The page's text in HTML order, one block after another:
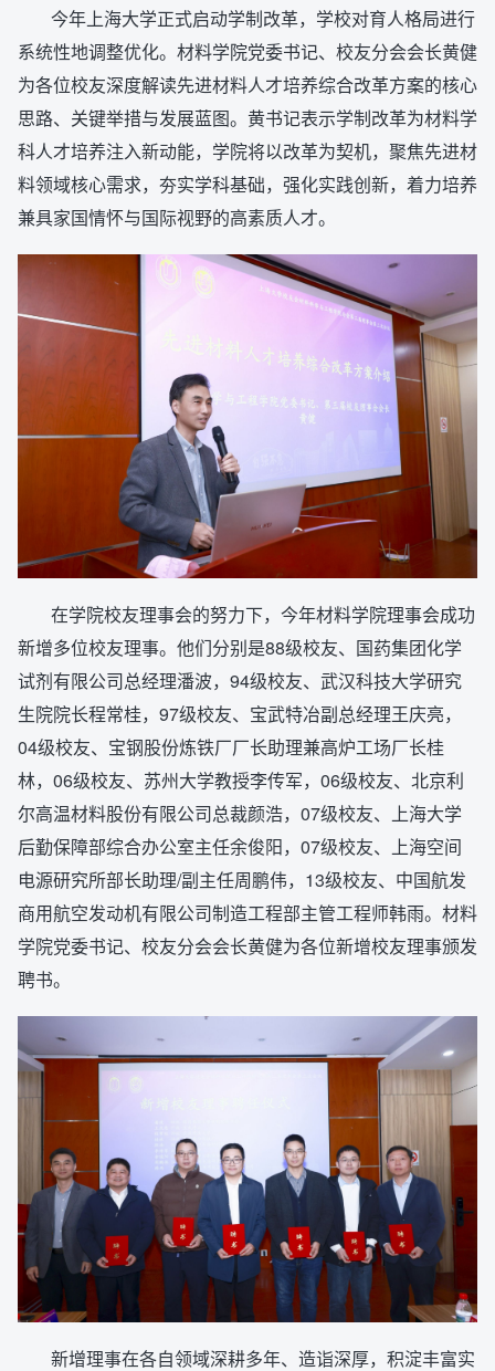
今年上海大学正式启动学制改革，学校对育人格局进行
系统性地调整优化。材料学院党委书记、校友分会会长黄健
为各位校友深度解读先进材料人才培养综合改革方案的核心
思路、关键举措与发展蓝图。黄书记表示学制改革为材料学
科人才培养注入新动能，学院将以改革为契机，聚焦先进材
料领域核心需求，夯实学科基础，强化实践创新，着力培养
兼具家国情怀与国际视野的高素质人才。
在学院校友理事会的努力下，今年材料学院理事会成功
新增多位校友理事。他们分别是88级校友、国药集团化学
试剂有限公司总经理潘波，94级校友、武汉科技大学研究
生院院长程常桂，97级校友、宝武特冶副总经理王庆亮，
04级校友、宝钢股份炼铁厂厂长助理兼高炉工场厂长桂
林，06级校友、苏州大学教授李传军，06级校友、北京利
尔高温材料股份有限公司总裁颜浩，07级校友、上海大学
后勤保障部综合办公室主任余俊阳，07级校友、上海空间
电源研究所部长助理/副主任周鹏伟，13级校友、中国航发
商用航空发动机有限公司制造工程部主管工程师韩雨。材料
学院党委书记、校友分会会长黄健为各位新增校友理事颁发
聘书。
新增理事在各自领域深耕多年、造诣深厚，积淀丰富实